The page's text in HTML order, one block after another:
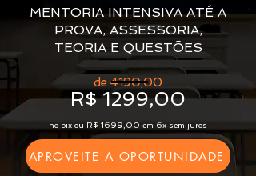
MENTORIA INTENSIVA ATÉ A
PROVA, ASSESSORIA,
TEORIA E QUESTÕES
de 4190,00
R$ 1299,00
no pix ou R$ 1699,00 em 6x sem juros
APROVEITE A OPORTUNIDADE